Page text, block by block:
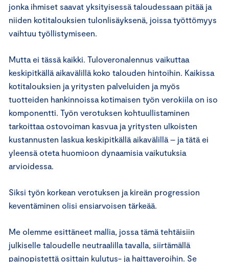
jonka ihmiset saavat yksityisessä taloudessaan pitää ja
niiden kotitalouksien tulonlisäyksenä, joissa työttömyys
vaihtuu työllistymiseen.
Mutta ei tässä kaikki. Tuloveronalennus vaikuttaa
keskipitkällä aikavälillä koko talouden hintoihin. Kaikissa
kotitalouksien ja yritysten palveluiden ja myös
tuotteiden hankinnoissa kotimaisen työn verokiila on iso
komponentti. Työn verotuksen kohtuullistaminen
tarkoittaa ostovoiman kasvua ja yritysten ulkoisten
kustannusten laskua keskipitkällä aikavälillä – ja tätä ei
yleensä oteta huomioon dynaamisia vaikutuksia
arvioidessa.
Siksi työn korkean verotuksen ja kireän progression
keventäminen olisi ensiarvoisen tärkeää.
Me olemme esittäneet mallia, jossa tämä tehtäisiin
julkiselle taloudelle neutraalilla tavalla, siirtämällä
painopistettä osittain kulutus- ja haittaveroihin. Se